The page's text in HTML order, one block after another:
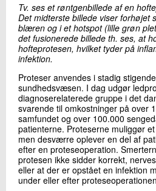
Skriv til mig
Send
Tv. ses et røntgenbillede af en
Det midterste billede viser forhøjet
blæren og i et hotspot (lille grøn
det fusionerede billede th. ses, at
hofteprotesen, hvilket tyder på
infektion.
Proteser anvendes i stadig
sundhedsvæsen. I dag udgør
diagnoserelaterede gruppe i det
svarende til omkostninger på over
samfundet og over 100.000
patienterne. Proteserne muliggør
men desværre oplever en del af
efter en proteseoperation.
protesen ikke sidder korrekt,
eller at der er opstået en infektion
under eller efter